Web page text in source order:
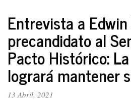
solidaria
nuevo
“paquete
chileno”?
Entrevista a
precandidato al
Pacto Histórico:
logrará mantener
13 Abril, 2021